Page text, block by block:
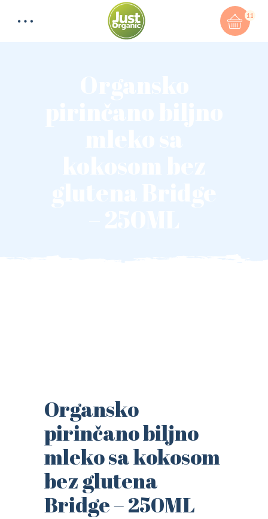
11
Organsko
pirinčano biljno
mleko sa kokosom
bez glutena
Bridge – 250ML